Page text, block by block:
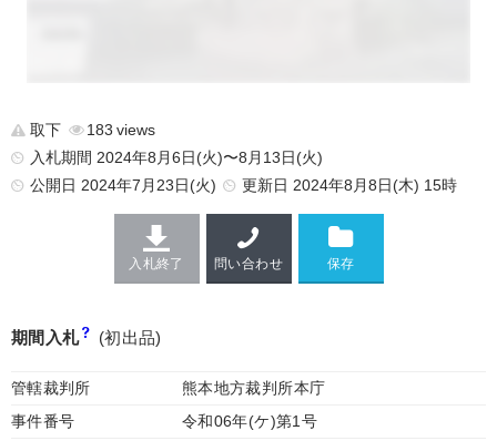
取下
183
入札期間 2024年8月6日(火)〜8月13日(火)
公開日 2024年7月23日(火) 更新日 2024年8月8日(木) 15時
入札終了 問い合わせ
期間入札 (初出品)
管轄裁判所
熊本地方裁判所本庁
事件番号
令和06年(ケ)第1号